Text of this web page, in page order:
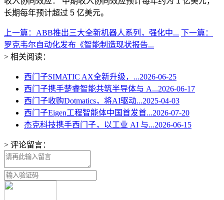
长期每年预计超过 5 亿美元。
上一篇：ABB推出三大全新机器人系列，强化中... 下一篇：
罗克韦尔自动化发布《智能制造现状报告...
> 相关阅读：
西门子SIMATIC AX全新升级，...2026-06-25
西门子携手楚睿智能共筑半导体与 A...2026-06-17
西门子收购Dotmatics，将AI驱动...2025-04-03
西门子Eigen工程智能体中国首发首...2026-07-20
杰克科技携手西门子，以工业 AI 与...2026-06-15
> 评论留言：